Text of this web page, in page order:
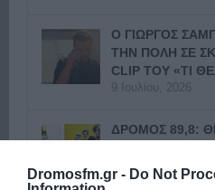
Dromosfm.gr - Do Not
Ο ΓΙΩΡΓΟΣ
ΤΗΝ ΠΟΛΗ ΣΕ
CLIP ΤΟΥ «ΤΙ
9 Ιουλίου, 2026
ΔΡΟΜΟΣ 89,8:
ΓΥΝΑΙΚΕΣ
ΠΕΤΡΑΣ